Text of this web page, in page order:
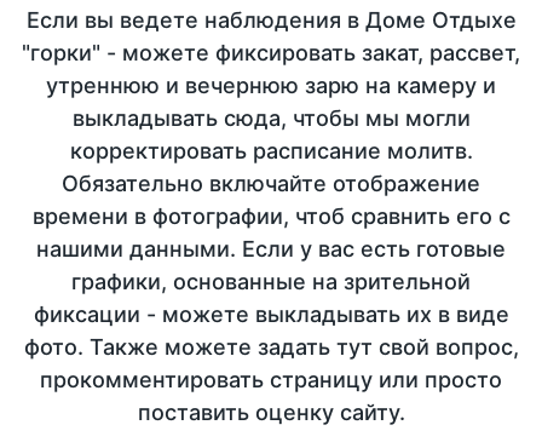
Если вы ведете наблюдения в Доме Отдыхе
"горки" - можете фиксировать закат, рассвет,
утреннюю и вечернюю зарю на камеру и
выкладывать сюда, чтобы мы могли
корректировать расписание молитв.
Обязательно включайте отображение
времени в фотографии, чтоб сравнить его с
нашими данными. Если у вас есть готовые
графики, основанные на зрительной
фиксации - можете выкладывать их в виде
фото. Также можете задать тут свой вопрос,
прокомментировать страницу или просто
поставить оценку сайту.